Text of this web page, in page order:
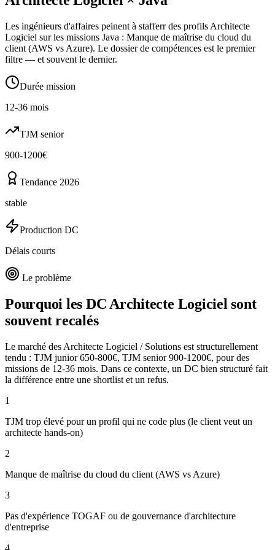
Les ingénieurs d'affaires peinent à stafferr des profils Architecte
Logiciel sur les missions Java : Manque de maîtrise du cloud du
client (AWS vs Azure). Le dossier de compétences est le premier
filtre — et souvent le dernier.
Durée mission
12-36 mois
TJM senior
900-1200€
Tendance 2026
stable
Production DC
Délais courts
Le problème
Pourquoi les DC Architecte Logiciel sont
souvent recalés
Le marché des Architecte Logiciel / Solutions est structurellement
tendu : TJM junior 650-800€, TJM senior 900-1200€, pour des
missions de 12-36 mois. Dans ce contexte, un DC bien structuré fait
la différence entre une shortlist et un refus.
1
TJM trop élevé pour un profil qui ne code plus (le client veut un
architecte hands-on)
2
Manque de maîtrise du cloud du client (AWS vs Azure)
3
Pas d'expérience TOGAF ou de gouvernance d'architecture
d'entreprise
4